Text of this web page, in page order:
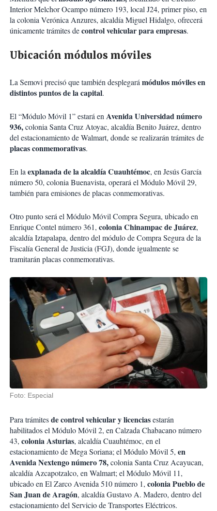
Interior Melchor Ocampo número 193, local J24, primer piso, en
la colonia Verónica Anzures, alcaldía Miguel Hidalgo, ofrecerá
únicamente trámites decontrol vehicular para empresas.
Ubicación módulos móviles
La Semovi precisó que también desplegarámódulos móviles en
distintos puntos de la capital.
El “Módulo Móvil 1” estará enAvenida Universidad número
936,colonia Santa Cruz Atoyac, alcaldía Benito Juárez, dentro
del estacionamiento de Walmart, donde se realizarán trámites de
placas conmemorativas.
En laexplanada de la alcaldía Cuauhtémoc, en Jesús García
número 50, colonia Buenavista, operará el Módulo Móvil 29,
también para emisiones de placas conmemorativas.
Otro punto será el Módulo Móvil Compra Segura, ubicado en
Enrique Contel número 361, colonia Chinampac de Juárez,
alcaldía Iztapalapa, dentro del módulo de Compra Segura de la
Fiscalía General de Justicia (FGJ), donde igualmente se
tramitarán placas conmemorativas.
Foto: Especial
Para trámitesde control vehicular y licenciasestarán
habilitados el Módulo Móvil 2, en Calzada Chabacano número
43, colonia Asturias, alcaldía Cuauhtémoc, en el
estacionamiento de Mega Soriana; el Módulo Móvil 5, en
Avenida Nextengo número 78,colonia Santa Cruz Acayucan,
alcaldía Azcapotzalco, en Walmart; el Módulo Móvil 11,
ubicado en El Zarco Avenida 510 número 1, colonia Pueblo de
San Juan de Aragón, alcaldía Gustavo A. Madero, dentro del
estacionamiento del Servicio de Transportes Eléctricos.